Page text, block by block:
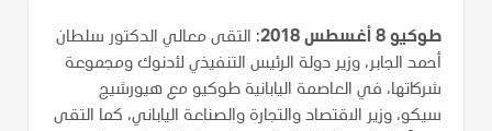
طوكيو 8 أغسطس 2018
: التقى معالي الدكتور سلطان
أحمد الجابر، وزير دولة الرئيس التنفيذي لأدنوك ومجموعة
شركاتها، في العاصمة اليابانية طوكيو مع هيورشيج
سيكو، وزير الاقتصاد والتجارة والصناعة الياباني، كما التقى